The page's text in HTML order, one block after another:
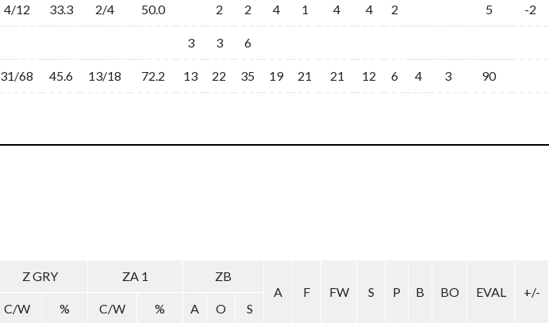
4/12 33.3 2/4 50.0 2 2 4 1 4 4 2 5 -2
3 3 6
31/68 45.6 13/18 72.2 13 22 35 19 21 21 12 6 4 3 90
Z GRY ZA 1
ZB
A
F FW S P B BO EVAL
+/-
C/W % C/W % A O S